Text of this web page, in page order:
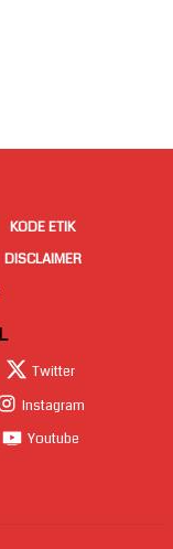
KODE ETIK
DISCLAIMER
Twitter
Instagram
Youtube